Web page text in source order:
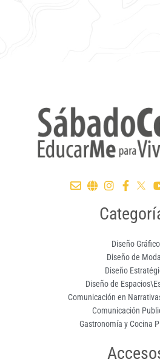
Diseño Gráfico
Diseño de
Diseño
Diseño de
Comunicación en
Comunicación
Gastronomía y Cocina